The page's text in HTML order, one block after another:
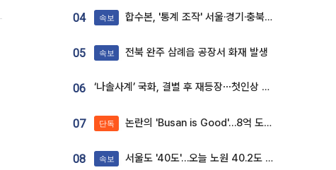
04 속보 합수본, '통계 조작' 서울·경기·충북 선관위 등 추가 압수수색
05 속보 전북 완주 삼례읍 공장서 화재 발생
06 ‘나솔사계’ 국화, 결별 후 재등장⋯첫인상 투표 휩쓸고 ‘인기녀’ 등극
07 단독 논란의 'Busan is Good'…8억 도시브랜드, 용산 대통령실 CI 업체가 수행
08 속보 서울도 '40도'…오늘 노원 40.2도 기록